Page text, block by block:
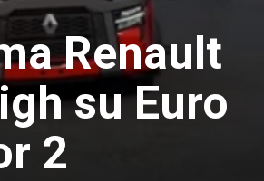
Renault
su Euro
2